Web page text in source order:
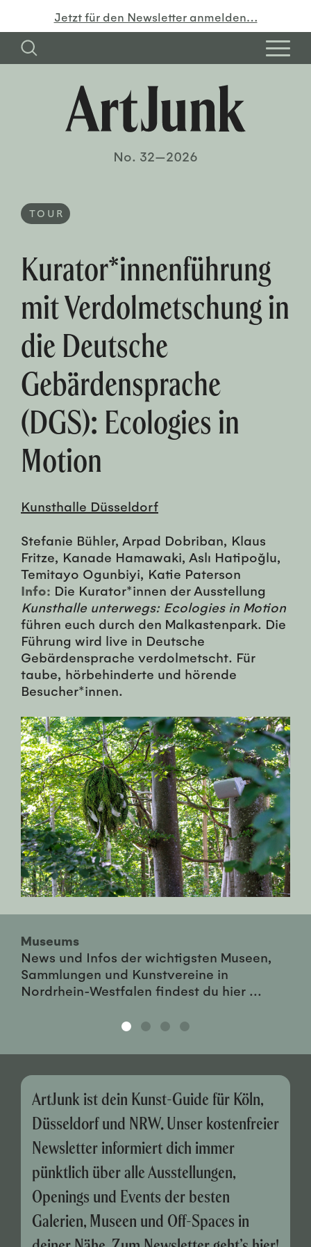
Jetzt für den Newsletter anmelden…
No. 32—2026
TOUR
Kurator*innenführung
mit Verdolmetschung in
die Deutsche
Gebärdensprache
(DGS): Ecologies in
Motion
Kunsthalle Düsseldorf
Stefanie Bühler, Arpad Dobriban, Klaus
Fritze, Kanade Hamawaki, Aslı Hatipoğlu,
Temitayo Ogunbiyi, Katie Paterson
Info: Die Kurator*innen der Ausstellung
Kunsthalle unterwegs: Ecologies in Motion
führen euch durch den Malkastenpark. Die
Führung wird live in Deutsche
Gebärdensprache verdolmetscht. Für
taube, hörbehinderte und hörende
Besucher*innen.
Museums
News und Infos der wichtigsten Museen,
Sammlungen und Kunstvereine in
Nordrhein-Westfalen findest du hier ...
ArtJunk ist dein Kunst-Guide für Köln,
Düsseldorf und NRW. Unser kostenfreier
Newsletter informiert dich immer
pünktlich über alle Ausstellungen,
Openings und Events der besten
Galerien, Museen und Off-Spaces in